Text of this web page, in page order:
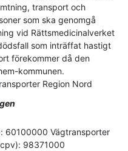
transport och
som ska genomgå
vid Rättsmedicinalverket
som inträffat hastigt
förekommer då den
kommunen.
Region Nord
60100000 Vägtransporter
cpv): 98371000